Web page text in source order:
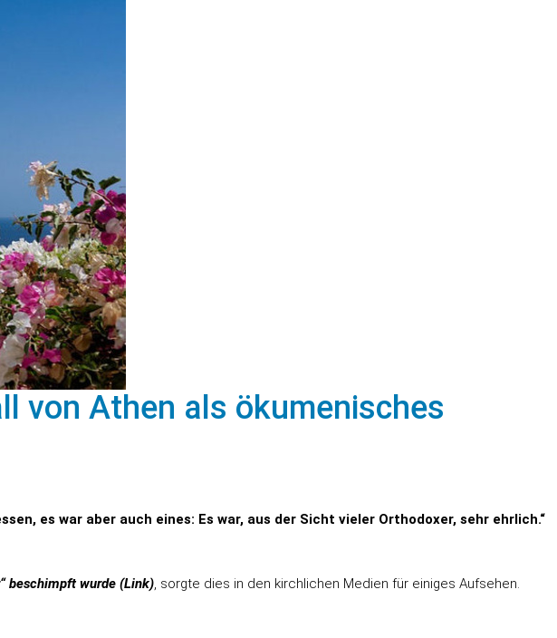
von Athen als ökumenisches
es war aber auch eines: Es war, aus der Sicht vieler Orthodoxer, sehr ehrlich.“
beschimpft wurde (Link), sorgte dies in den kirchlichen Medien für einiges Aufsehen.